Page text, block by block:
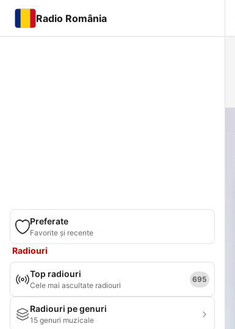
Radio România
Preferate
Favorite și recente
Radiouri
Top radiouri
Cele mai ascultate radiouri
695
Radiouri pe genuri
15 genuri muzicale